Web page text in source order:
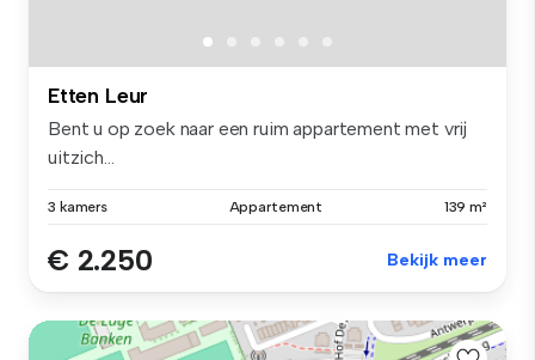
Etten Leur
Bent u op zoek naar een ruim appartement met vrij
uitzich...
3 kamers Appartement 139 m²
€ 2.250 Bekijk meer